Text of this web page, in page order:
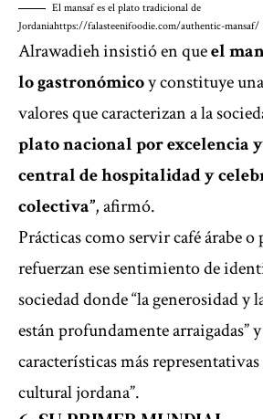
El mansaf es el plato tradicional de
Jordaniahttps://falasteenifoodie.com/authentic-mansaf/
Alrawadieh insistió en queel
lo gastronómicoy constituye
valores que caracterizan a la
plato nacional por excelencia
central de hospitalidad y
colectiva”, afirmó.
Prácticas como servir café árabe o
refuerzan ese sentimiento de
sociedad donde “la generosidad y
están profundamente arraigadas”
características más
cultural jordana”.